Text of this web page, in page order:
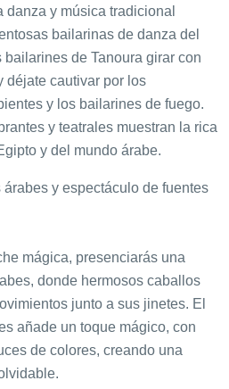
y música tradicional
bailarinas de danza del
de Tanoura girar con
déjate cautivar por los
y los bailarines de fuego.
y teatrales muestran la rica
y del mundo árabe.
y espectáculo de fuentes
mágica, presenciarás una
donde hermosos caballos
junto a sus jinetes. El
añade un toque mágico, con
de colores, creando una